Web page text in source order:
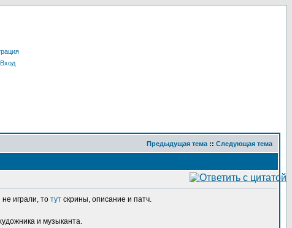
Вход
Предыдущая тема :: Следующая тема
играли, то тут скрины, описание и патч.
и музыканта.